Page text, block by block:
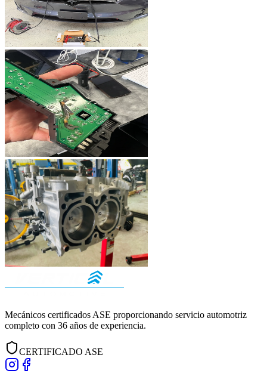
Mecánicos certificados ASE proporcionando servicio automotriz
completo con 36 años de experiencia.
CERTIFICADO ASE